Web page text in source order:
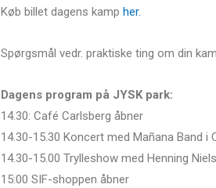
Køb billet dagens kamp her.
Spørgsmål vedr. praktiske ting om din
Dagens program på JYSK park:
14.30: Café Carlsberg åbner
14.30-15.30 Koncert med Mañana Band i
14.30-15.00 Trylleshow med Henning
15:00 SIF-shoppen åbner